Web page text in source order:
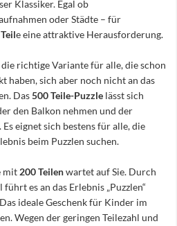
Klassiker. Egal ob
oder Städte – für
e eine attraktive Herausforderung.
richtige Variante für alle, die schon
haben, sich aber noch nicht an das
Das500 Teile-Puzzle lässt sich
den Balkon nehmen und der
eignet sich bestens für alle, die
beim Puzzlen suchen.
mit 200 Teilenwartet auf Sie. Durch
es an das Erlebnis „Puzzlen“
ideale Geschenk für Kinder im
Wegen der geringen Teilezahl und